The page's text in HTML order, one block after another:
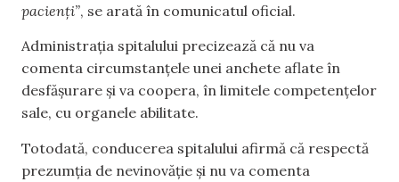
pacienți”, se arată în comunicatul oficial.
Administrația spitalului precizează că nu va
comenta circumstanțele unei anchete aflate în
desfășurare și va coopera, în limitele competențelor
sale, cu organele abilitate.
Totodată, conducerea spitalului afirmă că respectă
prezumția de nevinovăție și nu va comenta